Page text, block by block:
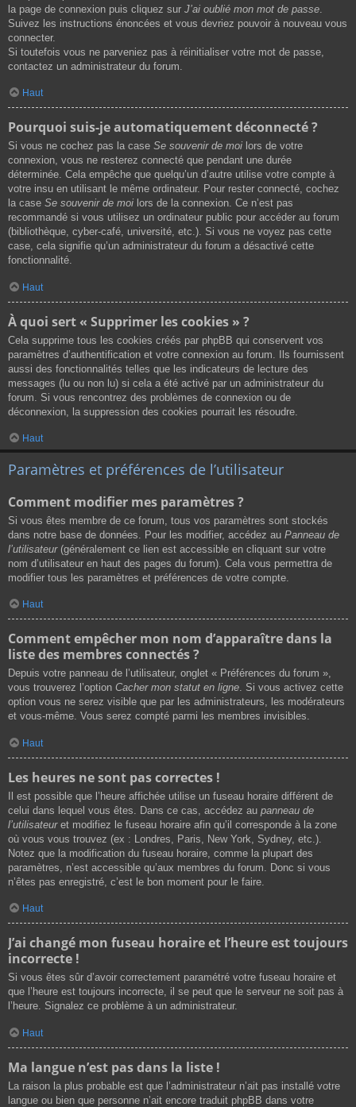
la page de connexion puis cliquez sur J’ai oublié mon mot de passe
Suivez les instructions énoncées et vous devriez pouvoir à nouveau vous
connecter.
Si toutefois vous ne parveniez pas à réinitialiser votre mot de passe,
contactez un administrateur du forum.
Haut
Pourquoi suis-je automatiquement déconnecté ?
Si vous ne cochez pas la case Se souvenir de moi lors de votre
connexion, vous ne resterez connecté que pendant une durée
déterminée. Cela empêche que quelqu’un d’autre utilise votre compte à
votre insu en utilisant le même ordinateur. Pour rester connecté, cochez
la case Se souvenir de moi lors de la connexion. Ce n’est pas
recommandé si vous utilisez un ordinateur public pour accéder au forum
(bibliothèque, cyber-café, université, etc.). Si vous ne voyez pas cette
case, cela signifie qu’un administrateur du forum a désactivé cette
fonctionnalité.
Haut
À quoi sert « Supprimer les cookies » ?
Cela supprime tous les cookies créés par phpBB qui conservent vos
paramètres d’authentification et votre connexion au forum. Ils fournissent
aussi des fonctionnalités telles que les indicateurs de lecture des
messages (lu ou non lu) si cela a été activé par un administrateur du
forum. Si vous rencontrez des problèmes de connexion ou de
déconnexion, la suppression des cookies pourrait les résoudre.
Haut
Paramètres et préférences de l’utilisateur
Comment modifier mes paramètres ?
Si vous êtes membre de ce forum, tous vos paramètres sont stockés
dans notre base de données. Pour les modifier, accédez au Panneau de
l’utilisateur(généralement ce lien est accessible en cliquant sur votre
nom d’utilisateur en haut des pages du forum). Cela vous permettra de
modifier tous les paramètres et préférences de votre compte.
Haut
Comment empêcher mon nom d’apparaître dans la
liste des membres connectés ?
Depuis votre panneau de l’utilisateur, onglet « Préférences du forum »,
vous trouverez l’option Cacher mon statut en ligne. Si vous activez cette
option vous ne serez visible que par les administrateurs, les modérateurs
et vous-même. Vous serez compté parmi les membres invisibles.
Haut
Les heures ne sont pas correctes !
Il est possible que l’heure affichée utilise un fuseau horaire différent de
celui dans lequel vous êtes. Dans ce cas, accédez au panneau de
l’utilisateuret modifiez le fuseau horaire afin qu’il corresponde à la zone
où vous vous trouvez (ex : Londres, Paris, New York, Sydney, etc.).
Notez que la modification du fuseau horaire, comme la plupart des
paramètres, n’est accessible qu’aux membres du forum. Donc si vous
n’êtes pas enregistré, c’est le bon moment pour le faire.
Haut
J’ai changé mon fuseau horaire et l’heure est toujours
incorrecte !
Si vous êtes sûr d’avoir correctement paramétré votre fuseau horaire et
que l’heure est toujours incorrecte, il se peut que le serveur ne soit pas à
l’heure. Signalez ce problème à un administrateur.
Haut
Ma langue n’est pas dans la liste !
La raison la plus probable est que l’administrateur n’ait pas installé votre
langue ou bien que personne n’ait encore traduit phpBB dans votre